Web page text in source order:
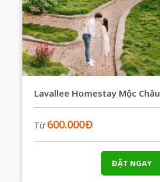
Lavallee Homestay Mộc Châu
Từ 600.000Đ
ĐẶT NGAY